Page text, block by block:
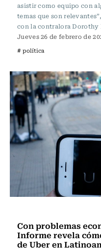
asistir como equipo con
temas que son
con la contralora Dorothy
Jueves 26 de febrero de
# política
Con problemas
Informe revela
de Uber en